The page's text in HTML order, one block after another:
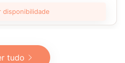
disponibilidade
tudo